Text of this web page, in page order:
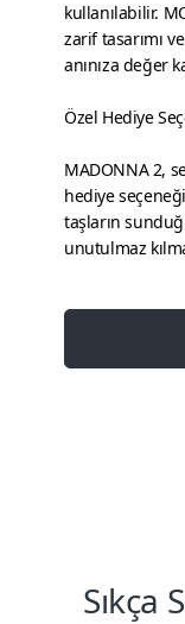
kullanılabilir.
zarif tasarımı
anınıza değer
Özel Hediye
MADONNA 2,
hediye
taşların
unutulmaz
Sıkça